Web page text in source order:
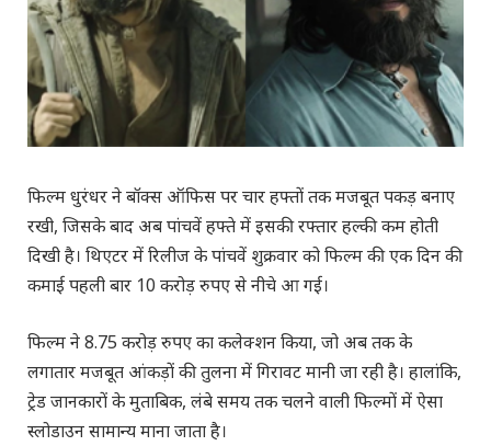
फिल्म धुरंधर ने बॉक्स ऑफिस पर चार हफ्तों तक मजबूत पकड़ बनाए
रखी, जिसके बाद अब पांचवें हफ्ते में इसकी रफ्तार हल्की कम होती
दिखी है। थिएटर में रिलीज के पांचवें शुक्रवार को फिल्म की एक दिन की
कमाई पहली बार 10 करोड़ रुपए से नीचे आ गई।
फिल्म ने 8.75 करोड़ रुपए का कलेक्शन किया, जो अब तक के
लगातार मजबूत आंकड़ों की तुलना में गिरावट मानी जा रही है। हालांकि,
ट्रेड जानकारों के मुताबिक, लंबे समय तक चलने वाली फिल्मों में ऐसा
स्लोडाउन सामान्य माना जाता है।